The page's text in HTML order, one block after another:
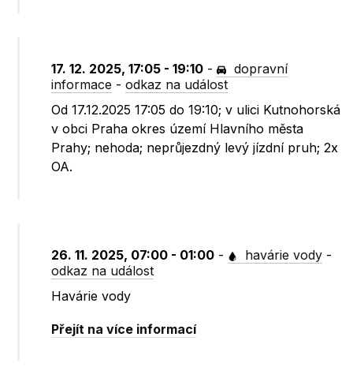
17. 12. 2025, 17:05 - 19:10 -
dopravní
informace -odkaz na událost
Od 17.12.2025 17:05 do 19:10; v ulici Kutnohorská
v obci Praha okres území Hlavního města
Prahy; nehoda; neprůjezdný levý jízdní pruh; 2x
OA.
26. 11. 2025, 07:00 - 01:00 - havárie vody -
odkaz na událost
Havárie vody
Přejít na více informací